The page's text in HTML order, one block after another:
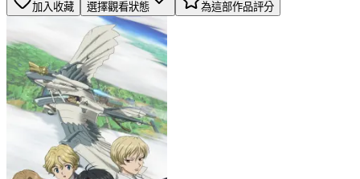
加入收藏 選擇觀看狀態 為這部作品評分